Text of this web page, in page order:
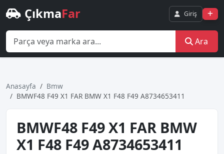
ÇıkmaFar Giriş
Ara
Anasayfa
Bmw
BMWF48 F49 X1 FAR BMW X1 F48 F49 A8734653411
BMWF48 F49 X1 FAR BMW
X1 F48 F49 A8734653411